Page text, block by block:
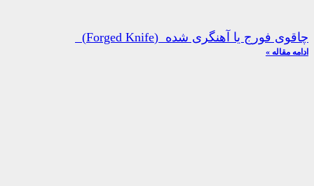
چاقوی فورج یا آهنگری شده (Forged Knife)
ادامه مقاله »